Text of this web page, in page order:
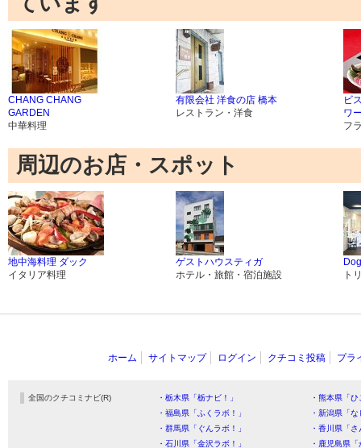
CHANG CHANG
GARDEN
中華料理
有限会社 洋食の店 橋本
レストラン・洋食
ビ
ワ
フ
周辺のお店・スポット
地中海料理 ダック
イタリア料理
ゲストハウスティガ
ホテル・旅館・宿泊施設
ト
ホーム サイトマップ ログイン クチコミ投稿 プラ
全国のクチコミナビ(R) ・栃木県「栃ナビ！」
・熊本県「
・福島県「ふくラボ！」
・新潟県「
・群馬県「ぐんラボ！」
・香川県「
・石川県「金沢ラボ！」
・鹿児島県